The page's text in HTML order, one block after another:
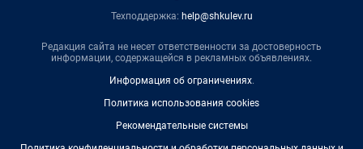
Техподдержка: help@shkulev.ru
Редакция сайта не несет ответственности за достоверность
информации, содержащейся в рекламных объявлениях.
Информация об ограничениях.
Политика использования cookies
Рекомендательные системы